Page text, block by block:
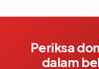
Periksa
dalam